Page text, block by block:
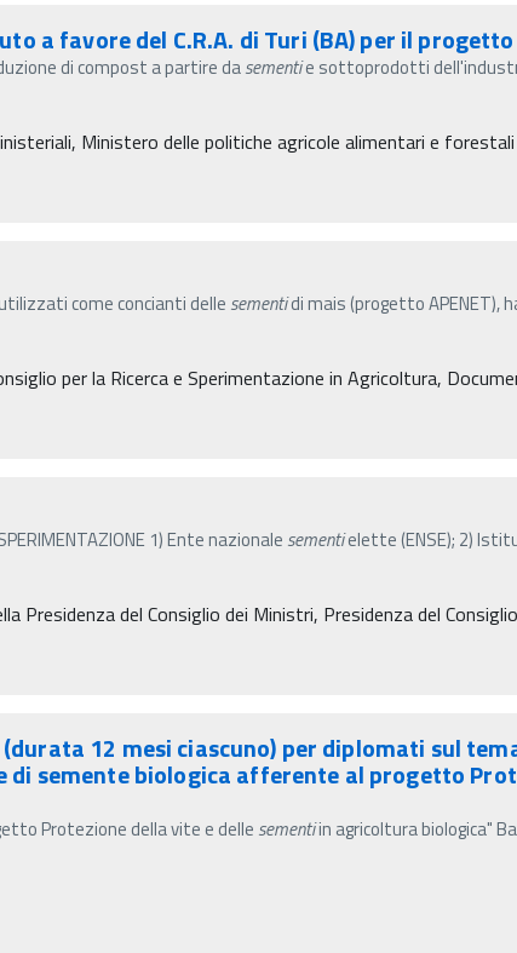
a favore del C.R.A. di Turi (BA) per il progetto
di compost a partire dasementie sottoprodotti
Ministero delle politiche agricole alimentari e forestali
come concianti delle sementidi mais (progetto APENET),
per la Ricerca e Sperimentazione in Agricoltura,
1) Ente nazionale sementielette (ENSE); 2)
Presidenza del Consiglio dei Ministri, Presidenza del
12 mesi ciascuno) per diplomati sul
semente biologica afferente al progetto
Protezione della vite e delle sementiin agricoltura biologica"